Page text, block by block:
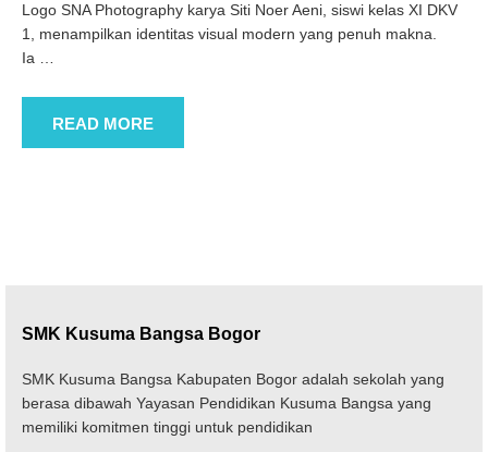
Logo SNA Photography karya Siti Noer Aeni, siswi kelas XI DKV
1, menampilkan identitas visual modern yang penuh makna.
Ia
READ MORE
SMK Kusuma Bangsa Bogor
SMK Kusuma Bangsa Kabupaten Bogor adalah sekolah yang
berasa dibawah Yayasan Pendidikan Kusuma Bangsa yang
memiliki komitmen tinggi untuk pendidikan